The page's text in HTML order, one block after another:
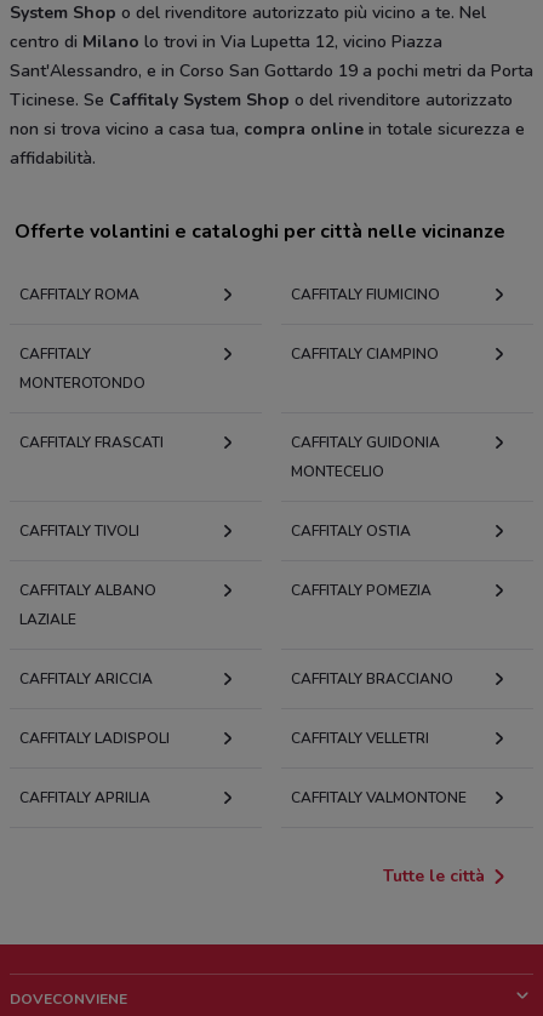
System Shop o del rivenditore autorizzato più vicino a te. Nel
centro di Milano lo trovi in Via Lupetta 12, vicino Piazza
Sant'Alessandro, e in Corso San Gottardo 19 a pochi metri da Porta
Ticinese. Se Caffitaly System Shop o del rivenditore autorizzato
non si trova vicino a casa tua, compra online in totale sicurezza e
affidabilità.
Offerte volantini e cataloghi per città nelle vicinanze
CAFFITALY ROMA CAFFITALY FIUMICINO
CAFFITALY
MONTEROTONDO
CAFFITALY CIAMPINO
CAFFITALY FRASCATI
CAFFITALY GUIDONIA
MONTECELIO
CAFFITALY TIVOLI CAFFITALY OSTIA
CAFFITALY ALBANO
LAZIALE
CAFFITALY POMEZIA
CAFFITALY ARICCIA CAFFITALY BRACCIANO
CAFFITALY LADISPOLI CAFFITALY VELLETRI
CAFFITALY APRILIA CAFFITALY VALMONTONE
Tutte le città
DOVECONVIENE